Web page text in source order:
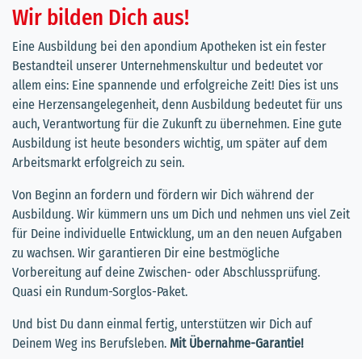
Wir bilden Dich aus!
Eine Ausbildung bei den apondium Apotheken ist ein fester
Bestandteil unserer Unternehmenskultur und bedeutet vor
allem eins: Eine spannende und erfolgreiche Zeit! Dies ist uns
eine Herzensangelegenheit, denn Ausbildung bedeutet für uns
auch, Verantwortung für die Zukunft zu übernehmen. Eine gute
Ausbildung ist heute besonders wichtig, um später auf dem
Arbeitsmarkt erfolgreich zu sein.
Von Beginn an fordern und fördern wir Dich während der
Ausbildung. Wir kümmern uns um Dich und nehmen uns viel Zeit
für Deine individuelle Entwicklung, um an den neuen Aufgaben
zu wachsen. Wir garantieren Dir eine bestmögliche
Vorbereitung auf deine Zwischen- oder Abschlussprüfung.
Quasi ein Rundum-Sorglos-Paket.
Und bist Du dann einmal fertig, unterstützen wir Dich auf
Deinem Weg ins Berufsleben. Mit Übernahme-Garantie!